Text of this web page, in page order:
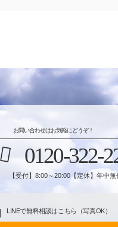
お問い合わせはお気軽にどうぞ！
0120-322-
【受付】8:00～20:00【定休】年中無
LINEで無料相談はこちら（写真OK）